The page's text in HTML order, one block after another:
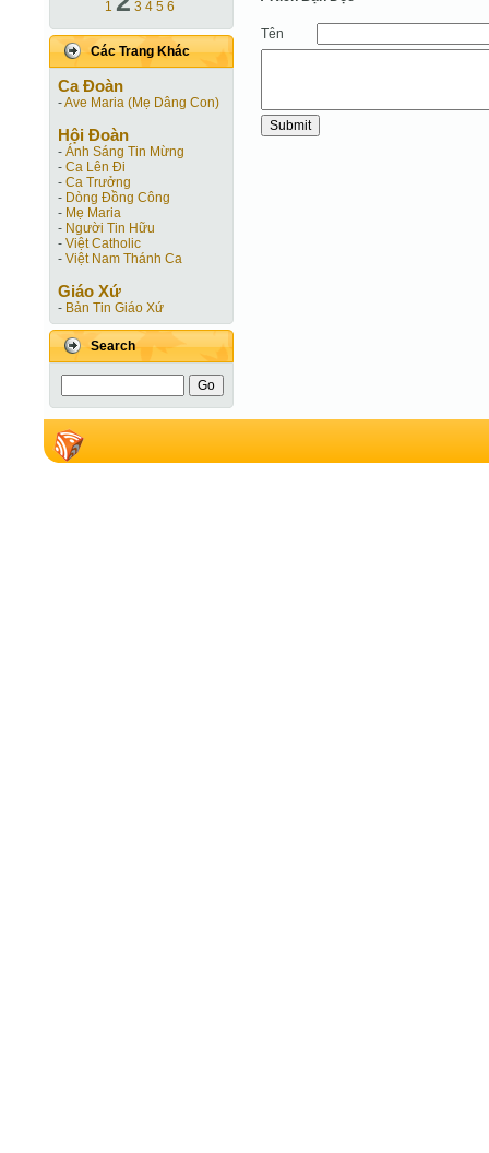
1 3 4 5 6
Các Trang Khác
Ca Ðoàn
-Ave Maria (Mẹ Dâng Con)
Hội Ðoàn
- Ánh Sáng Tin Mừng
- Ca Lên Đi
- Ca Trưởng
- Dòng Đồng Công
- Mẹ Maria
- Người Tin Hữu
- Việt Catholic
- Việt Nam Thánh Ca
Giáo Xứ
- Bản Tin Giáo Xứ
Search
Tên